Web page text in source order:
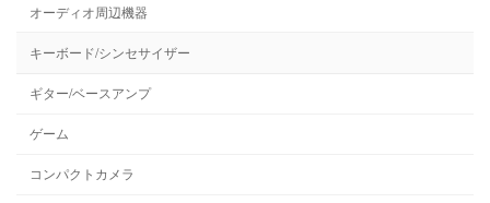
オーディオ周辺機器
キーボード/シンセサイザー
ギター/ベースアンプ
ゲーム
コンパクトカメラ